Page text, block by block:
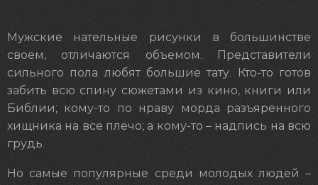
Мужские нательные рисунки в большинстве
своем, отличаются объемом. Представители
сильного пола любят большие тату. Кто-то готов
забить всю спину сюжетами из кино, книги или
Библии; кому-то по нраву морда разъяренного
хищника на все плечо; а кому-то – надпись на всю
грудь.
Но самые популярные среди молодых людей –